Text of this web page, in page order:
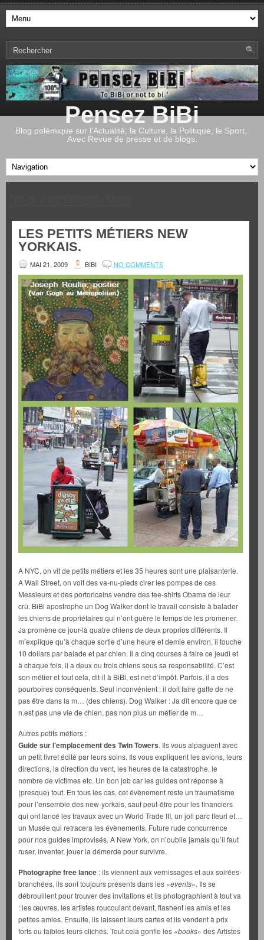
Pensez BiBi
Blog polémique sur l'Actualité, la Culture, la Politique, le Sport,.
Avec Revue de presse et de blogs.
LES PETITS MÉTIERS NEW
YORKAIS.
MAI 21, 2009 BIBI NO COMMENTS
A NYC, on vit de petits métiers et les 35 heures sont une plaisanterie.
A Wall Street, on voit des va-nu-pieds cirer les pompes de ces
Messieurs et des portoricains vendre des tee-shirts Obama de leur
crû. BiBi apostrophe un Dog Walker dont le travail consiste à balader
les chiens de propriétaires qui n’ont guère le temps de les promener.
Ja promène ce jour-là quatre chiens de deux proprios différents. Il
m’explique qu’à chaque sortie d’une heure et demie environ, il touche
10 dollars par balade et par chien. Il a cinq courses à faire ce jeudi et
à chaque fois, il a deux ou trois chiens sous sa responsabilité. C’est
son métier et tout cela, dit-il à BiBi, est net d’impôt. Parfois, il a des
pourboires conséquents. Seul inconvénient : il doit faire gaffe de ne
pas être dans la m… (des chiens). Dog Walker : Ja dit encore que ce
n.est pas une vie de chien, pas non plus un métier de m…
Autres petits métiers :
Guide sur l’emplacement des Twin Towers. Ils vous alpaguent avec
un petit livret édité par leurs soins. Ils vous expliquent les avions, leurs
directions, la direction du vent, les heures de la catastrophe, le
nombre de victimes etc. Un bon job car les guides ont réponse à
(presque) tout. En tous les cas, cet évènement reste un traumatisme
pour l’ensemble des new-yorkais, sauf peut-être pour les financiers
qui ont lancé les travaux avec un World Trade III, un joli parc fleuri et…
un Musée qui retracera les évènements. Future rude concurrence
pour nos guides improvisés. A New York, on n’oublie jamais qu’il faut
ruser, inventer, jouer la démerde pour survivre.
Photographe free lance : ils viennent aux vernissages et aux soirées-
branchées, ils sont toujours présents dans les «events». Ils se
débrouillent pour trouver des invitations et ils photographient à tout va
: les œuvres, les artistes roucoulant devant, flashent les amis et les
petites amies. Ensuite, ils laissent leurs cartes et ils vendent à prix
forts ou faibles leurs clichés. Tout cela gonfle les «books» des Artistes